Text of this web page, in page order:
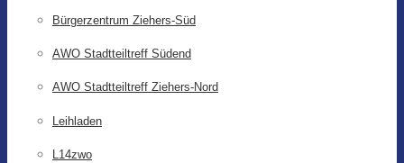
Bürgerzentrum Ziehers-Süd
AWO Stadtteiltreff Südend
AWO Stadtteiltreff Ziehers-Nord
Leihladen
L14zwo